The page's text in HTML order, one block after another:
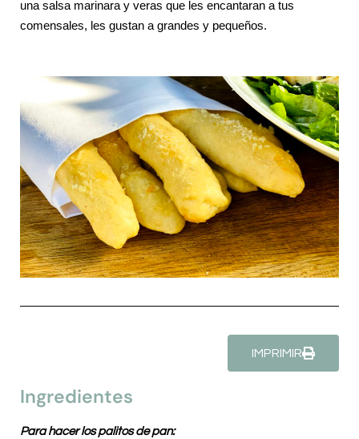
una salsa marinara y veras que les encantaran a tus
comensales, les gustan a grandes y pequeños.
IMPRIMIR
Ingredientes
Para hacer los palitos de pan: